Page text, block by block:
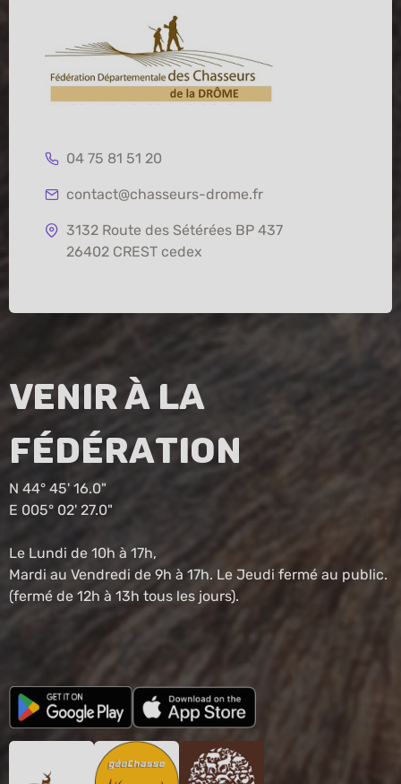
04 75 81 51 20
contact@chasseurs-drome.fr
3132 Route des Sétérées BP 437
26402 CREST cedex
Venir à la
fédération
N 44° 45' 16.0"
E 005° 02' 27.0"
Le Lundi de 10h à 17h,
Mardi au Vendredi de 9h à 17h. Le Jeudi fermé au public.
(fermé de 12h à 13h tous les jours).